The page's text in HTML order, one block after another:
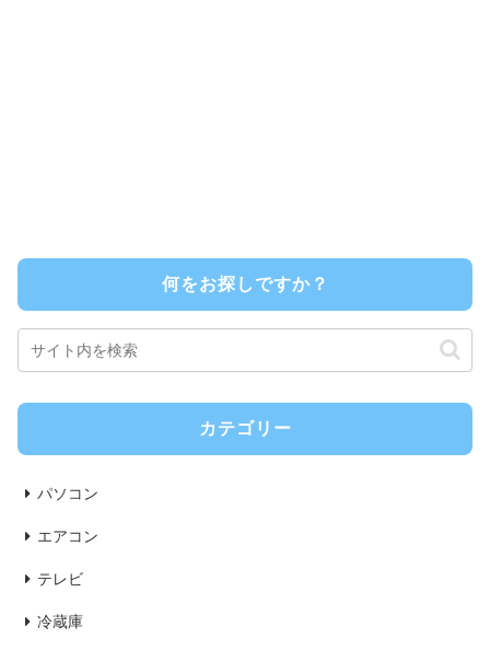
何をお探しですか？
カテゴリー
パソコン
エアコン
テレビ
冷蔵庫